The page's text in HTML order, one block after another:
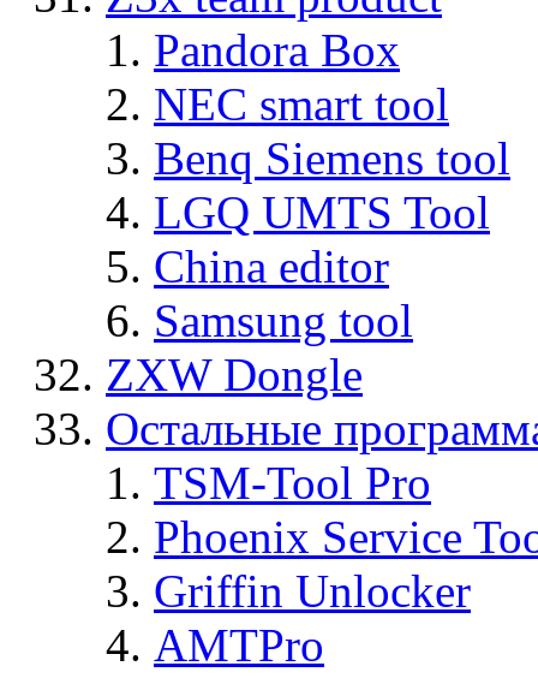
Pandora Box
NEC smart tool
Benq Siemens tool
LGQ UMTS Tool
China editor
Samsung tool
ZXW Dongle
Остальные
TSM-Tool Pro
Phoenix Service
Griffin Unlocker
AMTPro